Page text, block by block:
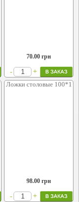
70.00 грн
-
+
Ложки столовые 100*1
98.00 грн
-
+